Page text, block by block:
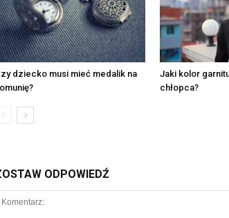
dziecko musi mieć medalik na
Jaki kolor
chłopca?
ODPOWIEDŹ